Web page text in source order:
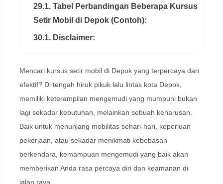
29.1. Tabel Perbandingan Beberapa Kursus
Setir Mobil di Depok (Contoh):
30.1. Disclaimer:
Mencari kursus setir mobil di Depok yang terpercaya dan
efektif? Di tengah hiruk pikuk lalu lintas kota Depok,
memiliki keterampilan mengemudi yang mumpuni bukan
lagi sekadar kebutuhan, melainkan sebuah keharusan.
Baik untuk menunjang mobilitas sehari-hari, keperluan
pekerjaan, atau sekadar menikmati kebebasan
berkendara, kemampuan mengemudi yang baik akan
memberikan Anda rasa percaya diri dan keamanan di
jalan raya.